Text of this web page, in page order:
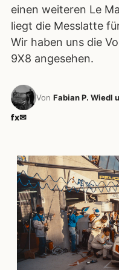
einen weiteren Le
liegt die Messlatte
Wir haben uns die
9X8 angesehen.
Von Fabian P. Wiedl
fx✉